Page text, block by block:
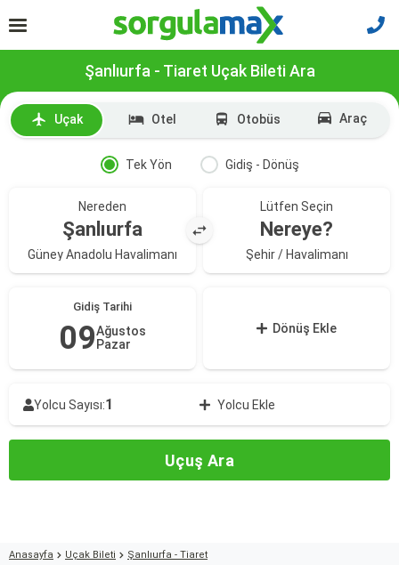
Şanlıurfa - Tiaret Uçak Bileti Ara
Uçak Otel Otobüs Araç
Tek Yön Gidiş - Dönüş
Nereden
Şanlıurfa
Güney Anadolu Havalimanı
Lütfen Seçin
Nereye?
Şehir / Havalimanı
Gidiş Tarihi
09Ağustos
Pazar
Dönüş Ekle
Yolcu Sayısı:1 Yolcu Ekle
Uçuş Ara
Anasayfa Uçak Bileti Şanlıurfa - Tiaret